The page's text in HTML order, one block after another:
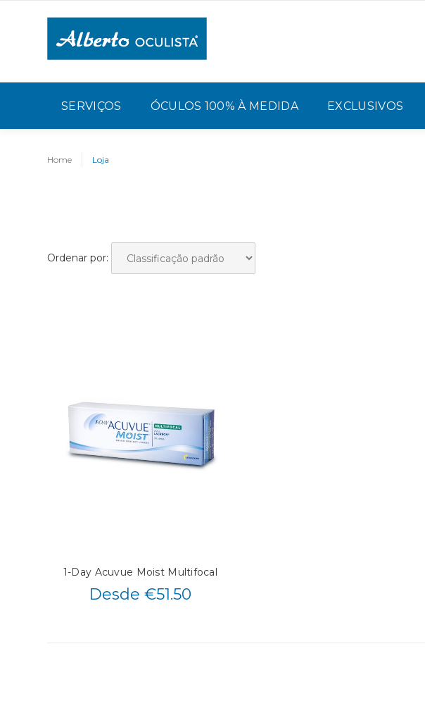
SERVIÇOS ÓCULOS 100% À MEDIDA EXCLUSIVOS
Home Loja
Ordenar por:
1-Day Acuvue Moist Multifocal
Desde €51.50